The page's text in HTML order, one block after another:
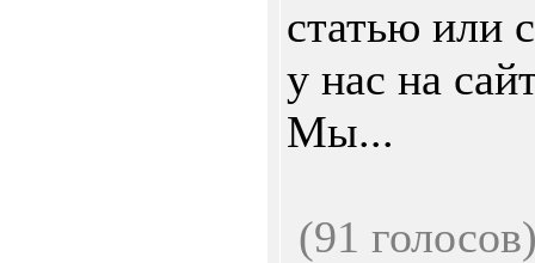
статью или
у нас на
Мы...
(91